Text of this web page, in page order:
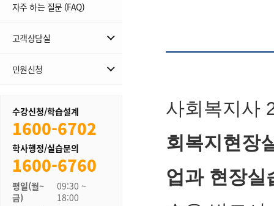
자주 하는 질문 (FAQ)
고객상담실
무료학습설계
민원신청
내역조회
수강신청/학습설계
1600-6702
학사행정/실습문의
1600-6760
평일(월~
금)
09:30 ~
18:00